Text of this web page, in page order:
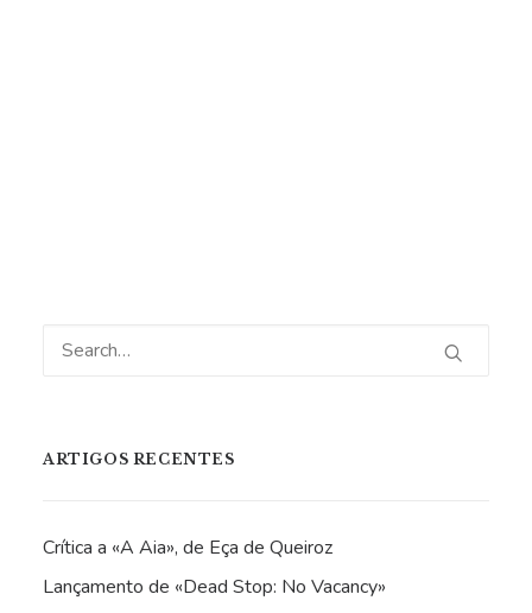
ARTIGOS RECENTES
Crítica a «A Aia», de Eça de Queiroz
Lançamento de «Dead Stop: No Vacancy»